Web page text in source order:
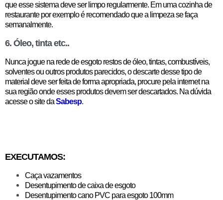
que esse sistema deve ser limpo regularmente. Em uma cozinha de
restaurante por exemplo é recomendado que a limpeza se faça
semanalmente.
6. Óleo, tinta etc..
Nunca jogue na rede de esgoto restos de óleo, tintas, combustíveis,
solventes ou outros produtos parecidos, o descarte desse tipo de
material deve ser feita de forma apropriada, procure pela internet na
sua região onde esses produtos devem ser descartados. Na dúvida
acesse o site daSabesp.
EXECUTAMOS:
Caça vazamentos
Desentupimento de caixa de esgoto
Desentupimento cano PVC para esgoto 100mm